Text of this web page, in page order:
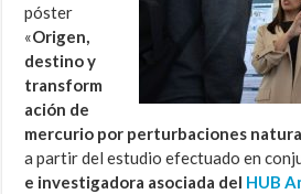
póster
«Origen,
destino y
transform
ación de
mercurio por perturbaciones
a partir del estudio efectuado en
e investigadora asociada del HUB